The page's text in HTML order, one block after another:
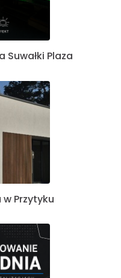
Plaza
w Przytyku